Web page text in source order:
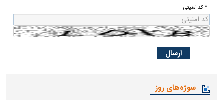
* کد امنیتی
سوژه‌های روز